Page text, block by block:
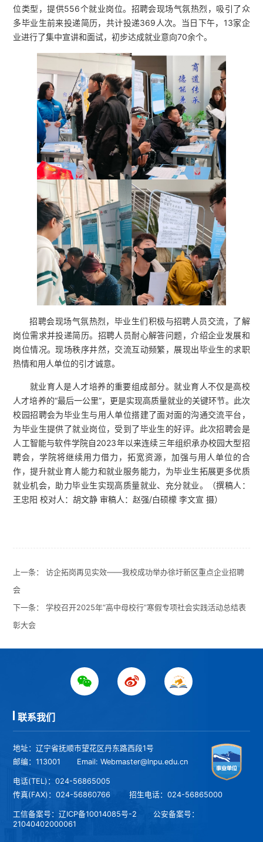
位类型，提供556个就业岗位。招聘会现场气氛热烈，吸引了众
多毕业生前来投递简历，共计投递369人次。当日下午，13家企
业进行了集中宣讲和面试，初步达成就业意向70余个。
招聘会现场气氛热烈，毕业生们积极与招聘人员交流，了解
岗位需求并投递简历。招聘人员耐心解答问题，介绍企业发展和
岗位情况。现场秩序井然，交流互动频繁，展现出毕业生的求职
热情和用人单位的引才诚意。
‌就业育人是人才培养的重要组成部分‌。就业育人不仅是高校
人才培养的“最后一公里”，更是实现高质量就业的关键环节。此次
校园招聘会为毕业生与用人单位搭建了面对面的沟通交流平台，
为毕业生提供了就业岗位，受到了毕业生的好评。此次招聘会是
人工智能与软件学院自2023年以来连续三年组织承办校园大型招
聘会，学院将继续用力借力，拓宽资源，加强与用人单位的合
作，提升就业育人能力和就业服务能力，为毕业生拓展更多优质
就业机会，助力毕业生实现高质量就业、充分就业。（撰稿人：
王忠阳 校对人：胡文静 审稿人：赵强/白硕檬 李文宣 摄）
上一条：访企拓岗再见实效——我校成功举办徐圩新区重点企业招聘
会
下一条：学校召开2025年“高中母校行”寒假专项社会实践活动总结表
彰大会
联系我们
地址：辽宁省抚顺市望花区丹东路西段1号
邮编：113001
Email: Webmaster@lnpu.edu.cn
电话(TEL)：024-56865005
传真(FAX)：024-56860766
招生电话：024-56865000
工信备案号：辽ICP备10014085号-2 公安备案号：
21040402000061